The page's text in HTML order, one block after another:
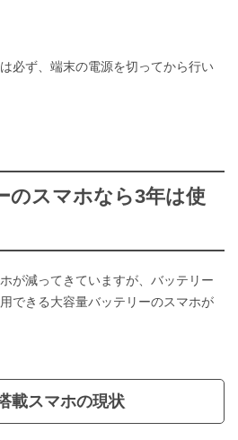
必ず、端末の電源を切ってから行い
のスマホなら3年は使
が減ってきていますが、バッテリー
できる大容量バッテリーのスマホが
載スマホの現状